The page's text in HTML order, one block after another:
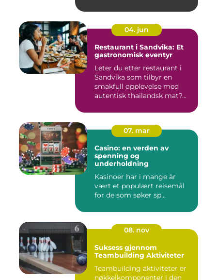
04. jun
Restaurant i Sandvika: Et
gastronomisk eventyr
Leter du etter restaurant i
Sandvika som tilbyr en
smakfull opplevelse med
autentisk thailandsk mat?...
07. mar
Casino: en verden av
spenning og
underholdning
Kasinoer har i mange år
vært et populært reisemål
for de som søker sp...
08. nov
Suksess gjennom
Teambuilding Aktiviteter
Teambuilding aktiviteter er
nøkkelkomponenter i den